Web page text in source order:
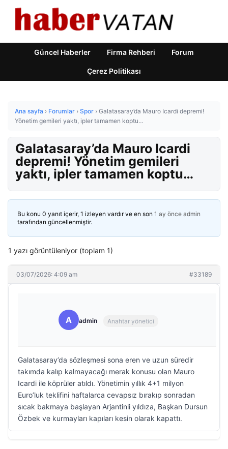
Güncel Haberler Firma Rehberi Forum
Çerez Politikası
Ana sayfa › Forumlar › Spor › Galatasaray’da Mauro Icardi depremi!
Yönetim gemileri yaktı, ipler tamamen koptu…
Galatasaray’da Mauro Icardi
depremi! Yönetim gemileri
yaktı, ipler tamamen koptu…
Bu konu 0 yanıt içerir, 1 izleyen vardır ve en son 1 ay önce admin
tarafından güncellenmiştir.
1 yazı görüntüleniyor (toplam 1)
03/07/2026: 4:09 am #33189
A admin Anahtar yönetici
Galatasaray’da sözleşmesi sona eren ve uzun süredir
takımda kalıp kalmayacağı merak konusu olan Mauro
Icardi ile köprüler atıldı. Yönetimin yıllık 4+1 milyon
Euro’luk teklifini haftalarca cevapsız bırakıp sonradan
sıcak bakmaya başlayan Arjantinli yıldıza, Başkan Dursun
Özbek ve kurmayları kapıları kesin olarak kapattı.